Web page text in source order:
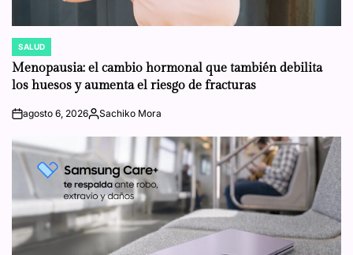
POSTED
IN
SALUD
Menopausia: el cambio hormonal que también debilita
los huesos y aumenta el riesgo de fracturas
onagosto 6, 2026Posted
Sachiko Mora